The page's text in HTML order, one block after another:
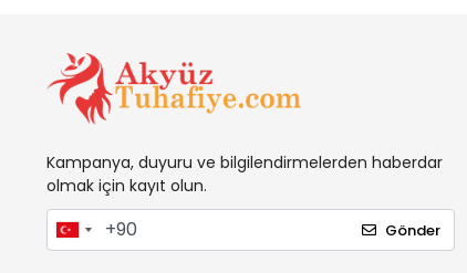
Kampanya, duyuru ve bilgilendirmelerden haberdar
olmak için kayıt olun.
Gönder